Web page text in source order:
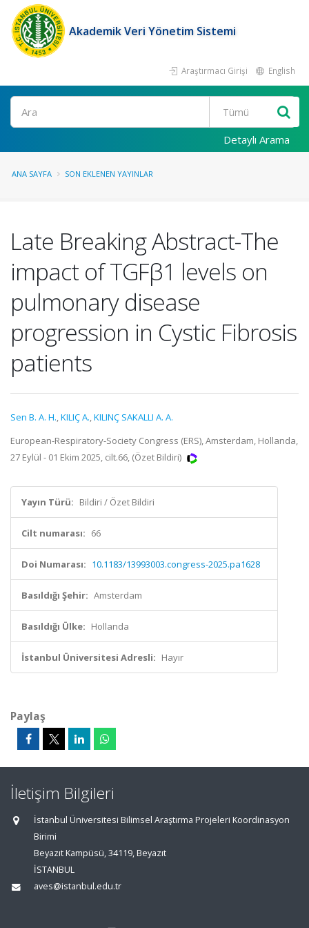
Akademik Veri Yönetim Sistemi
Araştırmacı Girişi English
Ara
Detaylı Arama
ANA SAYFA SON EKLENEN YAYINLAR
Late Breaking Abstract-The
impact of TGFβ1 levels on
pulmonary disease
progression in Cystic Fibrosis
patients
Sen B. A. H.,KILIÇ A.,KILINÇ SAKALLI A. A.
European-Respiratory-Society Congress (ERS), Amsterdam, Hollanda,
27 Eylül - 01 Ekim 2025, cilt.66, (Özet Bildiri)
Yayın Türü: Bildiri / Özet Bildiri
Cilt numarası: 66
Doi Numarası: 10.1183/13993003.congress-2025.pa1628
Basıldığı Şehir: Amsterdam
Basıldığı Ülke: Hollanda
İstanbul Üniversitesi Adresli: Hayır
Paylaş
İletişim Bilgileri
İstanbul Üniversitesi Bilimsel Araştırma Projeleri Koordinasyon
Birimi
Beyazıt Kampüsü, 34119, Beyazıt
İSTANBUL
aves@istanbul.edu.tr